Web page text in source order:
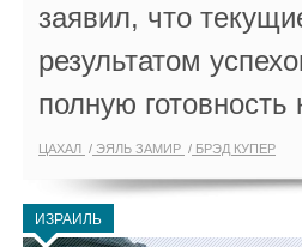
заявил, что
результатом
полную
ЦАХАЛ ЭЯЛЬ ЗАМИР БРЭД КУПЕР
ИЗРАИЛЬ